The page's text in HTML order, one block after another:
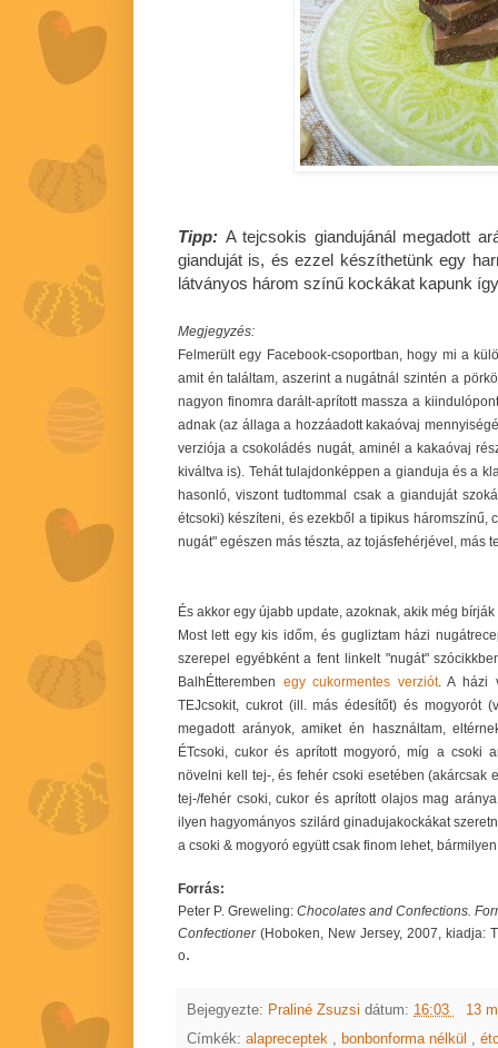
Tipp: A tejcsokis giandujánál megadott
gianduját is, és ezzel készíthetünk egy
látványos három színű kockákat kapunk
Megjegyzés:
Felmerült egy Facebook-csoportban, hogy mi a
amit én találtam, aszerint a nugátnál szintén a
nagyon finomra darált-aprított massza a
adnak (az állaga a hozzáadott kakaóvaj
verziója a csokoládés nugát, aminél a kakaóvaj
kiváltva is). Tehát tulajdonképpen a gianduja és a
hasonló, viszont tudtommal csak a gianduját
étcsoki) készíteni, és ezekből a tipikus háromszínű,
nugát" egészen más tészta, az tojásfehérjével, más
És akkor egy újabb update, azoknak, akik még
Most lett egy kis időm, és gugliztam házi
szerepel egyébként a fent linkelt "nugát"
BalhÉtteremben egy cukormentes verziót. A házi
TEJcsokit, cukrot (ill. más édesítőt) és mogyorót
megadott arányok, amiket én használtam,
ÉTcsoki, cukor és aprított mogyoró, míg a csoki
növelni kell tej-, és fehér csoki esetében (akárcsak
tej-/fehér csoki, cukor és aprított olajos mag
ilyen hagyományos szilárd ginadujakockákat
a csoki & mogyoró együtt csak finom lehet,
Forrás:
Peter P. Greweling: Chocolates and Confections.
Confectioner(Hoboken, New Jersey, 2007, kiadja:
o.
Bejegyezte: Praliné Zsuzsi dátum: 16:03
13
Címkék: alapreceptek bonbonforma nélkül